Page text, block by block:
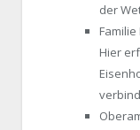
der
Hier